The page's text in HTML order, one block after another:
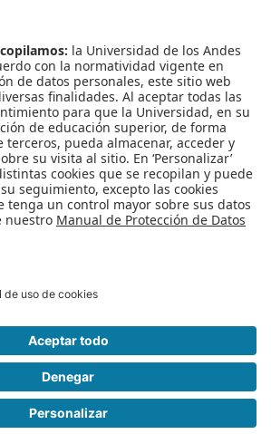
de innovación digital - Uniandes - SAP
de innovación - Uniandes - SAP Next-Gen
- Asistente graduado de métodos cuantitativos
« Charla convocatoria Intercambios 2017- 20